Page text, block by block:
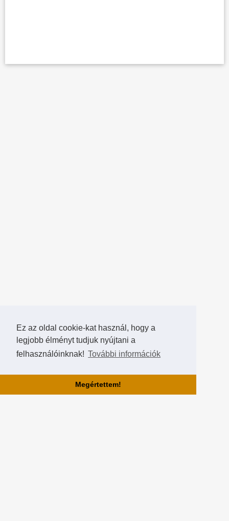
Ez az oldal cookie-kat használ, hogy a
legjobb élményt tudjuk nyújtani a
felhasználóinknak! További információk
Megértettem!